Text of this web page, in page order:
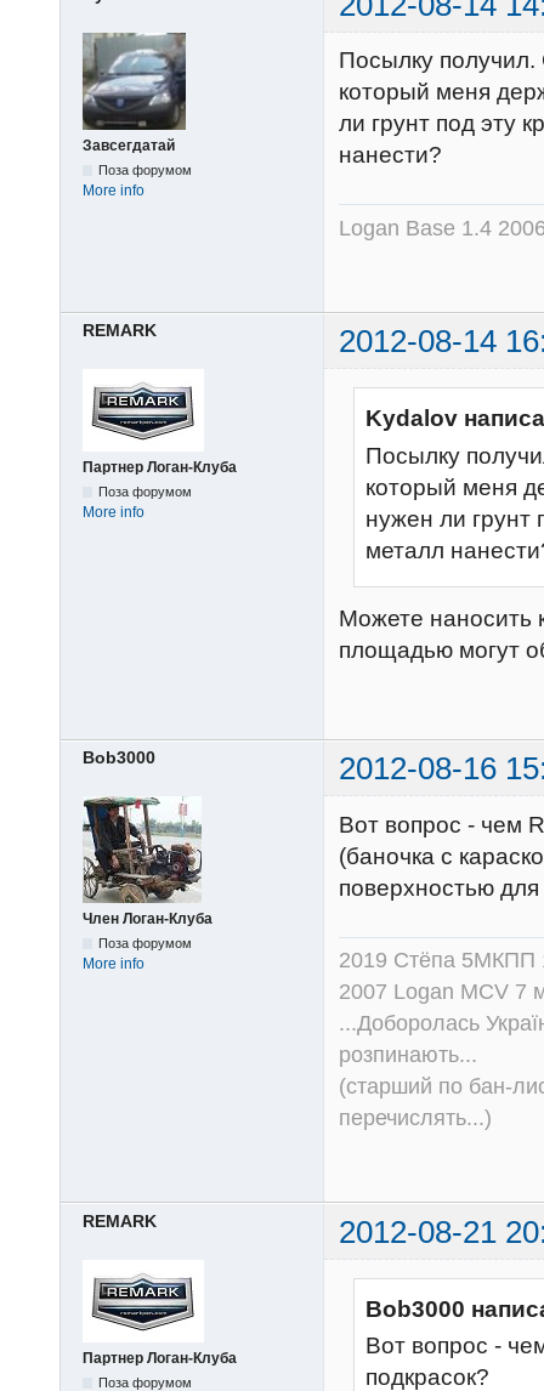
Завсегдатай
Поза форумом
More info
Посылку
который меня
ли грунт под эту
нанести?
Logan Base 1.4
REMARK 2012-08-14
Партнер Логан-Клуба
Поза форумом
More info
Kydalov
Посылку
который меня
нужен ли грунт
металл
Можете наносить
площадью могут
Bob3000 2012-08-16
Член Логан-Клуба
Поза форумом
More info
Вот вопрос - чем
(баночка с
поверхностью
2019 Стёпа
2007 Logan MCV 7
...Доборолась
розпинають...
(старший по бан-
перечислять...)
REMARK 2012-08-21
Партнер Логан-Клуба
Поза форумом
Bob3000
Вот вопрос -
подкрасок?